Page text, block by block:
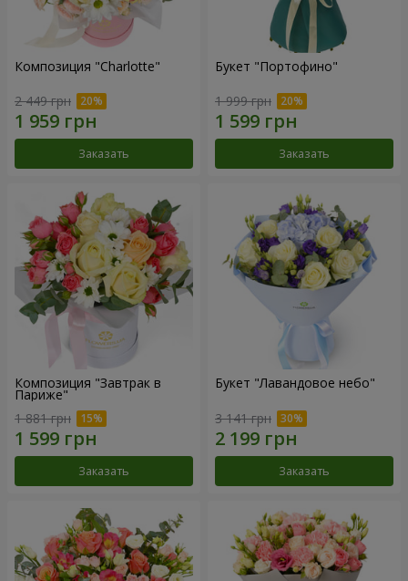
Композиция "Charlotte"
2 449 грн
Заказать
Букет "Портофино"
1 999 грн
Заказать
Композиция "Завтрак в
Париже"
1 881 грн
Заказать
Букет "Лавандовое небо"
3 141 грн
Заказать